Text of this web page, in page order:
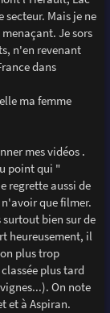
secteur. Mais je ne
Je sors
n'en revenant
dans
ma femme
mes vidéos .
point qui "
regrette aussi de
que filmer.
bien sur de
heureusement, il
plus trop
plus tard
On note
et à Aspiran.